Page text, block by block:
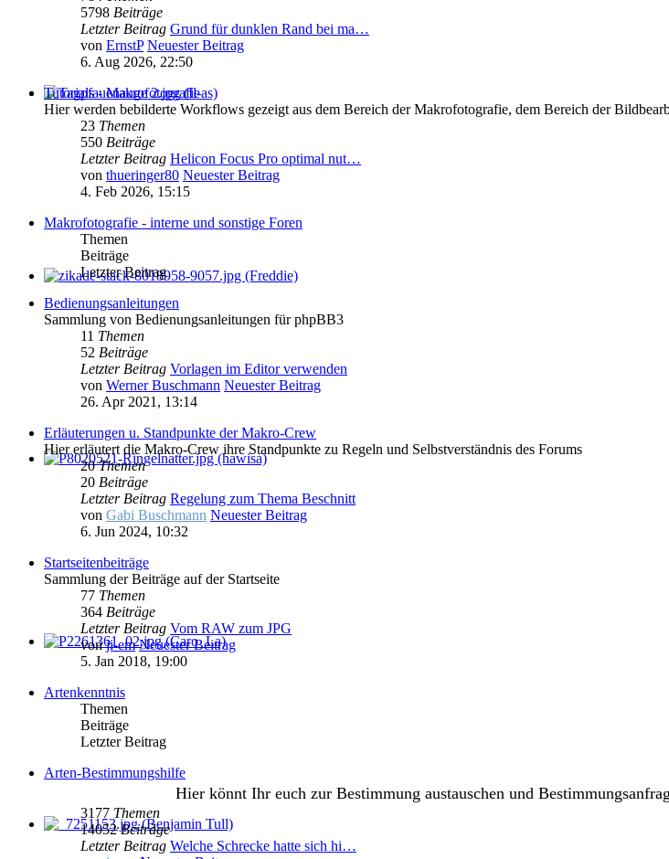
5798 Beiträge
Letzter Beitrag Grund für dunklen Rand bei ma…
von ErnstP Neuester Beitrag
6. Aug 2026, 22:50
Tutorials - Makrofotografie
Hier werden bebilderte Workflows gezeigt aus dem Bereich der Makrofotografie, dem Bereich der
23 Themen
550 Beiträge
Letzter Beitrag Helicon Focus Pro optimal nut…
von thueringer80 Neuester Beitrag
4. Feb 2026, 15:15
Makrofotografie - interne und sonstige Foren
Themen
Beiträge
Letzter Beitrag
Bedienungsanleitungen
Sammlung von Bedienungsanleitungen für phpBB3
11 Themen
52 Beiträge
Letzter Beitrag Vorlagen im Editor verwenden
von Werner Buschmann Neuester Beitrag
26. Apr 2021, 13:14
Erläuterungen u. Standpunkte der Makro-Crew
Hier erläutert die Makro-Crew ihre Standpunkte zu Regeln und Selbstverständnis des Forums
20Themen
20 Beiträge
Letzter Beitrag Regelung zum Thema Beschnitt
von Gabi Buschmann Neuester Beitrag
6. Jun 2024, 10:32
Startseitenbeiträge
Sammlung der Beiträge auf der Startseite
77 Themen
364 Beiträge
Letzter Beitrag Vom RAW zum JPG
vonji-em Neuester Beitrag
5. Jan 2018, 19:00
Artenkenntnis
Themen
Beiträge
Letzter Beitrag
Arten-Bestimmungshilfe
Hier könnt Ihr euch zur Bestimmung austauschen und
3177 Themen
14052Beiträge
Letzter Beitrag Welche Schrecke hatte sich hi…